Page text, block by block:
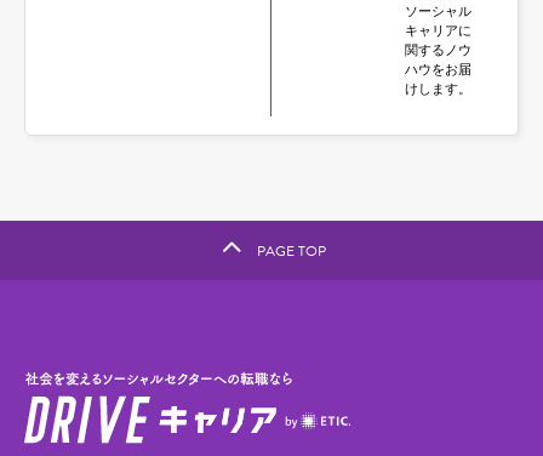
ソーシャル
キャリアに
関するノウ
ハウをお届
けします。
PAGE TOP